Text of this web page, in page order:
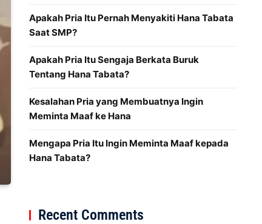
Apakah Pria Itu Pernah Menyakiti Hana Tabata
Saat SMP?
Apakah Pria Itu Sengaja Berkata Buruk
Tentang Hana Tabata?
Kesalahan Pria yang Membuatnya Ingin
Meminta Maaf ke Hana
Mengapa Pria Itu Ingin Meminta Maaf kepada
Hana Tabata?
Recent Comments